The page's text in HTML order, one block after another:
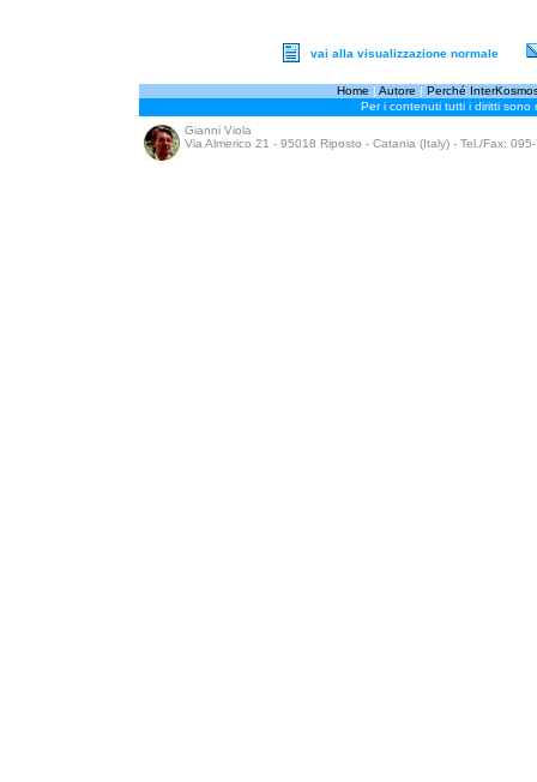
vai alla visualizzazione normale
Home | Autore | Perché
Per i contenuti tutti i diritti sono
Gianni Viola
Via Almerico 21 - 95018 Riposto - Catania (Italy) - Tel./Fax: